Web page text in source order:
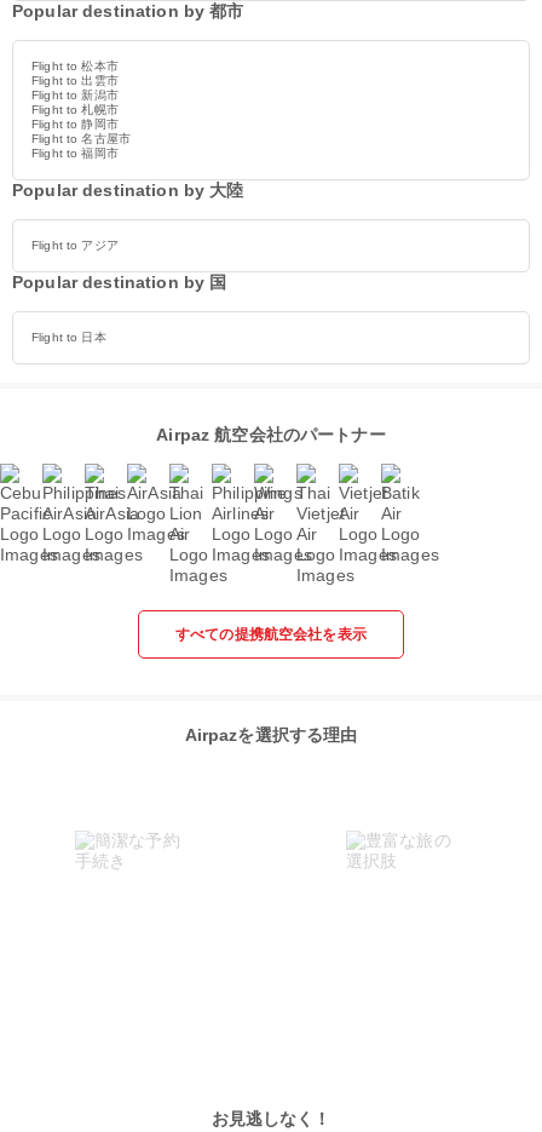
Popular destination by 都市
Flight to 松本市
Flight to 出雲市
Flight to 新潟市
Flight to 札幌市
Flight to 静岡市
Flight to 名古屋市
Flight to 福岡市
Popular destination by 大陸
Flight to アジア
Popular destination by 国
Flight to 日本
Airpaz 航空会社のパートナー
すべての提携航空会社を表示
Airpazを選択する理由
お見逃しなく！